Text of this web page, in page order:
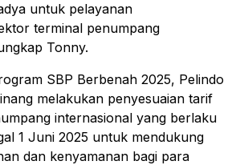
untuk pelayanan
terminal penumpang
Tonny.
SBP Berbenah 2025, Pelindo
melakukan penyesuaian tarif
internasional yang berlaku
1 Juni 2025 untuk mendukung
dan kenyamanan bagi para